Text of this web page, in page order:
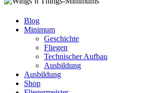
Blog
Minimum
Geschichte
Fliegen
Technischer Aufbau
Ausbildung
Ausbildung
Shop